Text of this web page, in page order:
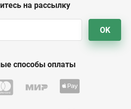
на рассылку
OK
способы оплаты